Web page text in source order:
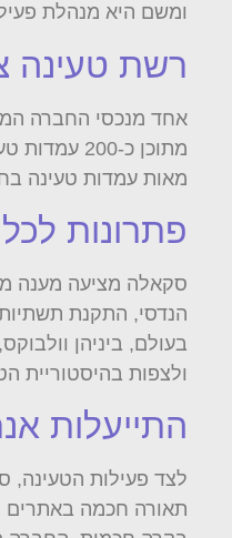
ומשם היא מנהלת
רשת טעינה
מתוכן כ-
מאות עמדות טעינה בחודש בבתים
פתרונות
סקאלה מציעה מענה
הנדסי, התקנת
בעולם, ביניהן
ולצפות בהיסטוריית
התייעלות
תאורה חכמה באתרים